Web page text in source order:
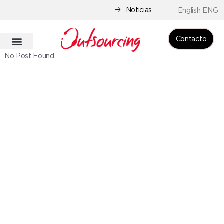
Noticias English ENG
Contacto
No Post Found